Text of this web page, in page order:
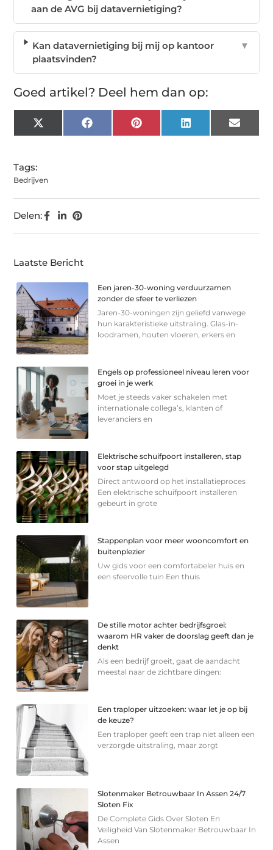
aan de AVG bij datavernietiging?
Kan datavernietiging bij mij op kantoor
plaatsvinden?
▼
Goed artikel? Deel hem dan op:
X
(Twitter)
Facebook Pinterest LinkedIn Email
Tags:
Bedrijven
Delen:
Laatste Bericht
Een jaren-30-woning verduurzamen
zonder de sfeer te verliezen
Jaren-30-woningen zijn geliefd vanwege
hun karakteristieke uitstraling. Glas-in-
loodramen, houten vloeren, erkers en
Engels op professioneel niveau leren voor
groei in je werk
Moet je steeds vaker schakelen met
internationale collega’s, klanten of
leveranciers en
Elektrische schuifpoort installeren, stap
voor stap uitgelegd
Direct antwoord op het installatieproces
Een elektrische schuifpoort installeren
gebeurt in grote
Stappenplan voor meer wooncomfort en
buitenplezier
Uw gids voor een comfortabeler huis en
een sfeervolle tuin Een thuis
De stille motor achter bedrijfsgroei:
waarom HR vaker de doorslag geeft dan je
denkt
Als een bedrijf groeit, gaat de aandacht
meestal naar de zichtbare dingen:
Een traploper uitzoeken: waar let je op bij
de keuze?
Een traploper geeft een trap niet alleen een
verzorgde uitstraling, maar zorgt
Slotenmaker Betrouwbaar In Assen 24/7
Sloten Fix
De Complete Gids Over Sloten En
Veiligheid Van Slotenmaker Betrouwbaar In
Assen